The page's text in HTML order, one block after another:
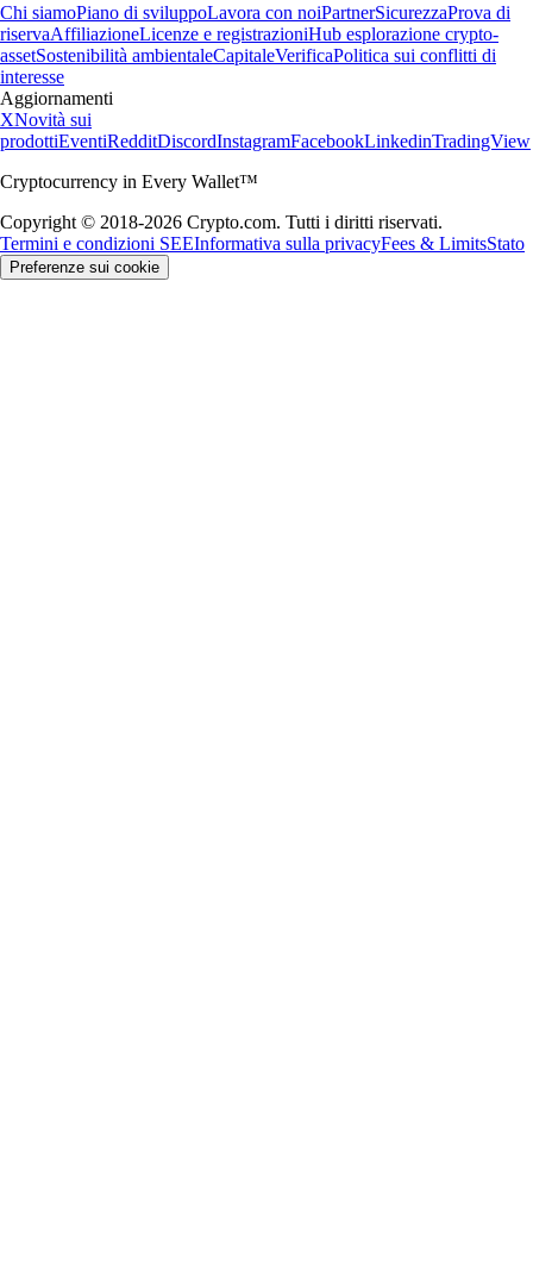
Chi siamoPiano di sviluppoLavora con noiPartnerSicurezzaProva di
riservaAffiliazioneLicenze e registrazioniHub esplorazione crypto-
assetSostenibilità ambientaleCapitaleVerificaPolitica sui conflitti di
interesse
Aggiornamenti
XNovità sui
prodottiEventiRedditDiscordInstagramFacebookLinkedinTradingView
Cryptocurrency in Every Wallet™
Copyright © 2018-2026 Crypto.com. Tutti i diritti riservati.
Termini e condizioni SEEInformativa sulla privacyFees & LimitsStato
Preferenze sui cookie